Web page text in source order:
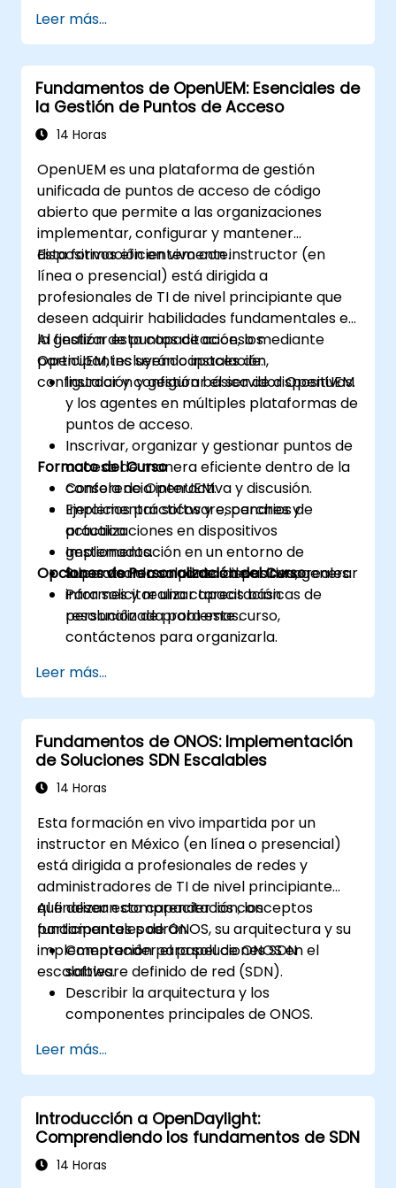
características principales de
OpenDaylight.
Crear configuraciones básicas de redes
automatizadas utilizando OpenDaylight.
Monitorear y gestionar redes mediante
controladores OpenDaylight.
Leer más...
Fundamentos de OpenUEM: Esenciales de
la Gestión de Puntos de Acceso
14 Horas
OpenUEM es una plataforma de gestión
unificada de puntos de acceso de código
abierto que permite a las organizaciones
implementar, configurar y mantener
dispositivos eficientemente.
Esta formación en vivo con instructor (en
línea o presencial) está dirigida a
profesionales de TI de nivel principiante que
deseen adquirir habilidades fundamentales en
la gestión de puntos de acceso mediante
OpenUEM, incluyendo instalación,
configuración y gestión básica de dispositivos.
Al finalizar esta capacitación, los
participantes serán capaces de:
Instalar y configurar el servidor OpenUEM
y los agentes en múltiples plataformas de
puntos de acceso.
Inscrivar, organizar y gestionar puntos de
acceso de manera eficiente dentro de la
consola de OpenUEM.
Implementar software, parches y
actualizaciones en dispositivos
gestionados.
Supervisar la salud del dispositivo, generar
informes y realizar tareas básicas de
resolución de problemas.
Formato del Curso
Conferencia interactiva y discusión.
Ejercicios prácticos y escenarios de
práctica.
Implementación en un entorno de
laboratorio con puntos de acceso reales.
Opciones de Personalización del Curso
Para solicitar una capacitación
personalizada para este curso,
contáctenos para organizarla.
Leer más...
Fundamentos de ONOS: Implementación
de Soluciones SDN Escalables
14 Horas
Esta formación en vivo impartida por un
instructor en México (en línea o presencial)
está dirigida a profesionales de redes y
administradores de TI de nivel principiante
que desean comprender los conceptos
fundamentales de ONOS, su arquitectura y su
implementación para soluciones SDN
escalables.
Al finalizar esta capacitación, los
participantes podrán:
Comprender el papel de ONOS en el
software definido de red (SDN).
Describir la arquitectura y los
componentes principales de ONOS.
basado en Linux.
Configurar una red SDN básica utilizando
ONOS.
Explorar las funcionalidades de ONOS
para gestionar y escalar la
infraestructura de red.
Leer más...
Introducción a OpenDaylight:
Comprendiendo los fundamentos de SDN
14 Horas